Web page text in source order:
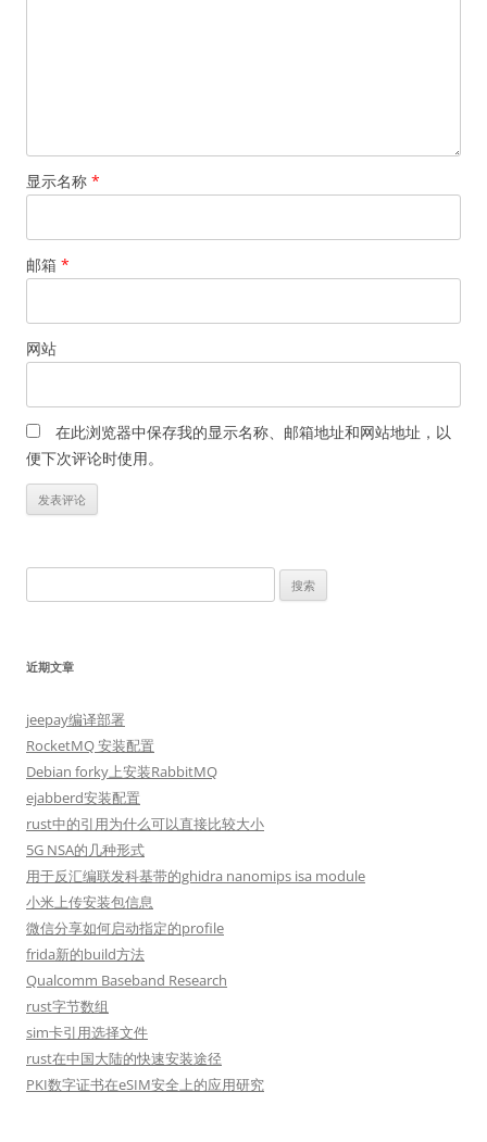
显示名称 *
邮箱 *
网站
在此浏览器中保存我的显示名称、邮箱地址和网站地址，以
便下次评论时使用。
索：
近期文章
jeepay编译部署
RocketMQ 安装配置
Debian forky上安装RabbitMQ
ejabberd安装配置
rust中的引用为什么可以直接比较大小
5G NSA的几种形式
用于反汇编联发科基带的ghidra nanomips isa module
小米上传安装包信息
微信分享如何启动指定的profile
frida新的build方法
Qualcomm Baseband Research
rust字节数组
sim卡引用选择文件
rust在中国大陆的快速安装途径
PKI数字证书在eSIM安全上的应用研究